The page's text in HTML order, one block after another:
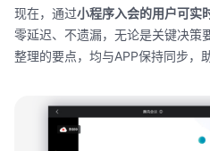
现在，通过小程序入会的用户可实
零延迟、不遗漏，无论是关键决策
整理的要点，均与APP保持同步，